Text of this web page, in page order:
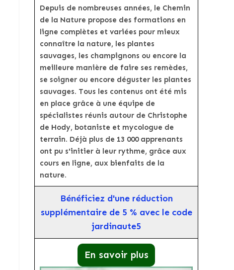
Depuis de nombreuses années, le Chemin
de la Nature propose des formations en
ligne complètes et variées pour mieux
connaître la nature, les plantes
sauvages, les champignons ou encore la
meilleure manière de faire ses remèdes,
se soigner ou encore déguster les plantes
sauvages. Tous les contenus ont été mis
en place grâce à une équipe de
spécialistes réunis autour de Christophe
de Hody, botaniste et mycologue de
terrain. Déjà plus de 13 000 apprenants
ont pu s'initier à leur rythme, grâce aux
cours en ligne, aux bienfaits de la
nature.
Bénéficiez d'une réduction
supplémentaire de 5 % avec le code
jardinaute5
En savoir plus